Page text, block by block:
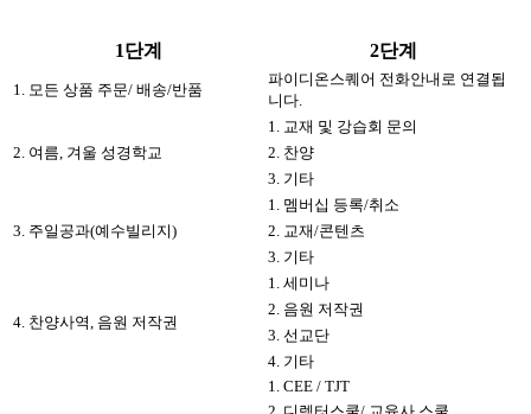
1단계 2단계
1. 모든 상품 주문/ 배송/반품
파이디온스퀘어 전화안내로 연결됩
니다.
2. 여름, 겨울 성경학교
1. 교재 및 강습회 문의
2. 찬양
3. 기타
3. 주일공과(예수빌리지)
1. 멤버십 등록/취소
2. 교재/콘텐츠
3. 기타
4. 찬양사역, 음원 저작권
1. 세미나
2. 음원 저작권
3. 선교단
4. 기타
1. CEE / TJT